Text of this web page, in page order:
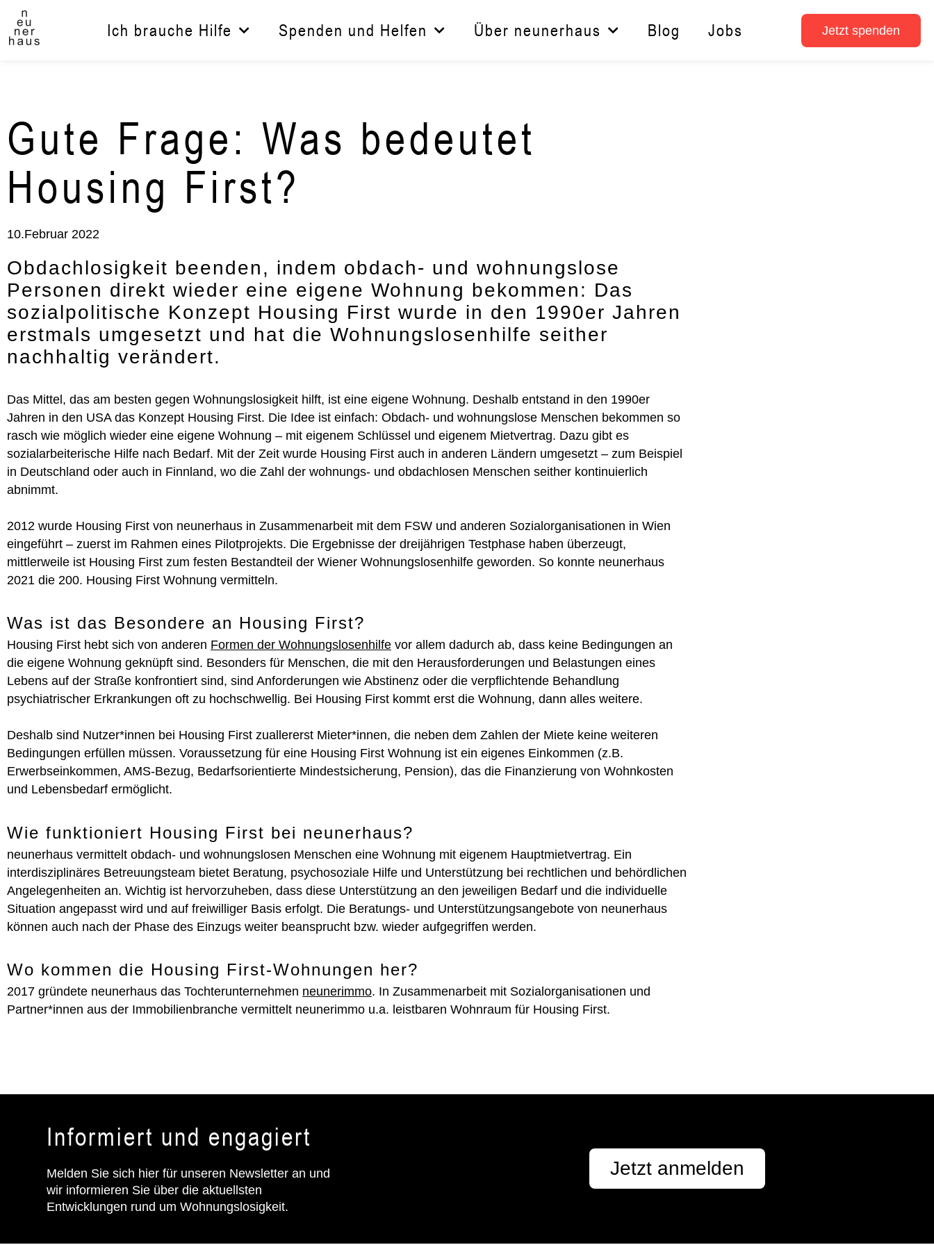
Zum
Inhalt
springen
Ich brauche Hilfe Spenden und Helfen Über neunerhaus Blog Jobs Jetzt spenden
Gute Frage: Was bedeutet
Housing First?
10.Februar 2022
Obdachlosigkeit beenden, indem obdach- und wohnungslose
Personen direkt wieder eine eigene Wohnung bekommen: Das
sozialpolitische Konzept Housing First wurde in den 1990er Jahren
erstmals umgesetzt und hat die Wohnungslosenhilfe seither
nachhaltig verändert.
Das Mittel, das am besten gegen Wohnungslosigkeit hilft, ist eine eigene Wohnung. Deshalb entstand in den 1990er
Jahren in den USA das Konzept Housing First. Die Idee ist einfach: Obdach- und wohnungslose Menschen bekommen so
rasch wie möglich wieder eine eigene Wohnung – mit eigenem Schlüssel und eigenem Mietvertrag. Dazu gibt es
sozialarbeiterische Hilfe nach Bedarf. Mit der Zeit wurde Housing First auch in anderen Ländern umgesetzt – zum Beispiel
in Deutschland oder auch in Finnland, wo die Zahl der wohnungs- und obdachlosen Menschen seither kontinuierlich
abnimmt.
2012 wurde Housing First von neunerhaus in Zusammenarbeit mit dem FSW und anderen Sozialorganisationen in Wien
eingeführt – zuerst im Rahmen eines Pilotprojekts. Die Ergebnisse der dreijährigen Testphase haben überzeugt,
mittlerweile ist Housing First zum festen Bestandteil der Wiener Wohnungslosenhilfe geworden. So konnte neunerhaus
2021 die 200. Housing First Wohnung vermitteln.
Was ist das Besondere an Housing First?
Housing First hebt sich von anderen Formen der Wohnungslosenhilfe vor allem dadurch ab, dass keine Bedingungen an
die eigene Wohnung geknüpft sind. Besonders für Menschen, die mit den Herausforderungen und Belastungen eines
Lebens auf der Straße konfrontiert sind, sind Anforderungen wie Abstinenz oder die verpflichtende Behandlung
psychiatrischer Erkrankungen oft zu hochschwellig. Bei Housing First kommt erst die Wohnung, dann alles weitere.
Deshalb sind Nutzer*innen bei Housing First zuallererst Mieter*innen, die neben dem Zahlen der Miete keine weiteren
Bedingungen erfüllen müssen. Voraussetzung für eine Housing First Wohnung ist ein eigenes Einkommen (z.B.
Erwerbseinkommen, AMS-Bezug, Bedarfsorientierte Mindestsicherung, Pension), das die Finanzierung von Wohnkosten
und Lebensbedarf ermöglicht.
Wie funktioniert Housing First bei neunerhaus?
neunerhaus vermittelt obdach- und wohnungslosen Menschen eine Wohnung mit eigenem Hauptmietvertrag. Ein
interdisziplinäres Betreuungsteam bietet Beratung, psychosoziale Hilfe und Unterstützung bei rechtlichen und behördlichen
Angelegenheiten an. Wichtig ist hervorzuheben, dass diese Unterstützung an den jeweiligen Bedarf und die individuelle
Situation angepasst wird und auf freiwilliger Basis erfolgt. Die Beratungs- und Unterstützungsangebote von neunerhaus
können auch nach der Phase des Einzugs weiter beansprucht bzw. wieder aufgegriffen werden.
Wo kommen die Housing First-Wohnungen her?
2017 gründete neunerhaus das Tochterunternehmen neunerimmo. In Zusammenarbeit mit Sozialorganisationen und
Partner*innen aus der Immobilienbranche vermittelt neunerimmo u.a. leistbaren Wohnraum für Housing First.
Informiert und engagiert
Melden Sie sich hier für unseren Newsletter an und
wir informieren Sie über die aktuellsten
Entwicklungen rund um Wohnungslosigkeit.
Jetzt anmelden